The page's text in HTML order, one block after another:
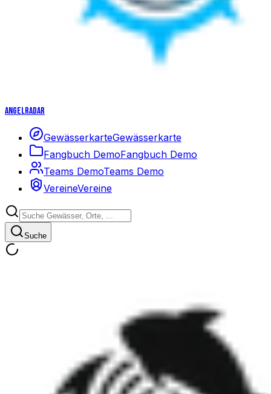
Angelradar
GewässerkarteGewässerkarte
Fangbuch DemoFangbuch Demo
Teams DemoTeams Demo
VereineVereine
Suche